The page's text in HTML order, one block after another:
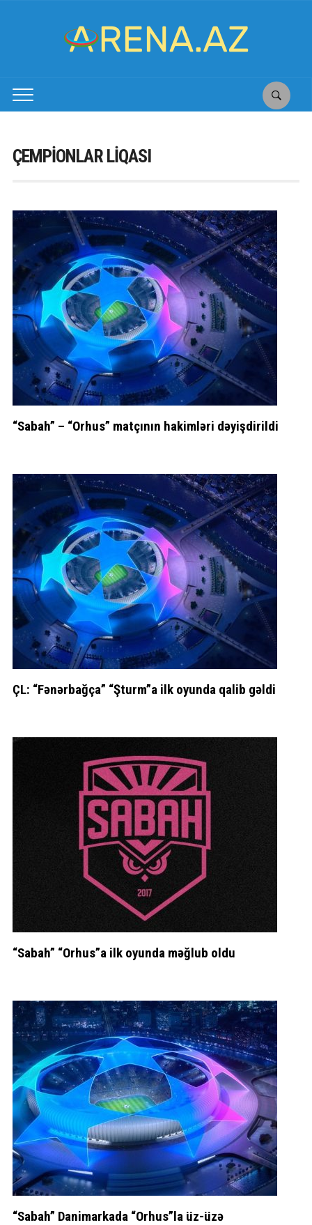
ÇEMPİONLAR LİQASI
“Sabah” – “Orhus” matçının hakimləri dəyişdirildi
ÇL: “Fənərbağça” “Şturm”a ilk oyunda qalib gəldi
“Sabah” “Orhus”a ilk oyunda məğlub oldu
“Sabah” Danimarkada “Orhus”la üz-üzə